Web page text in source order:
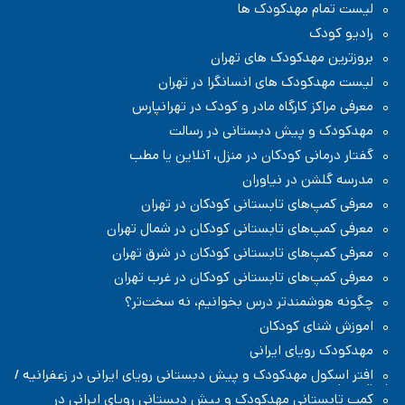
مدرسه دبستان (ابتدایی) در منطقه ۳ تهران
لیست تمام مهدکودک ها
رادیو کودک
بروزترین مهدکودک های تهران
لیست مهدکودک های انسانگرا در تهران
معرفی مراکز کارگاه مادر و کودک در تهرانپارس
مهدکودک و پیش دبستانی در رسالت
گفتار درمانی کودکان در منزل، آنلاین یا مطب
مدرسه گلشن در نیاوران
معرفی کمپ‌های تابستانی کودکان در تهران
معرفی کمپ‌های تابستانی کودکان در شمال تهران
معرفی کمپ‌های تابستانی کودکان در شرق تهران
معرفی کمپ‌های تابستانی کودکان در غرب تهران
چگونه هوشمندتر درس بخوانیم، نه سخت‌تر؟
اموزش شنای کودکان
مهدکودک رویای ایرانی
افتر اسکول مهدکودک و پیش دبستانی رویای ایرانی در زعفرانیه /
شمال تهران
کمپ تابستانی مهدکودک و پیش دبستانی رویای ایرانی در